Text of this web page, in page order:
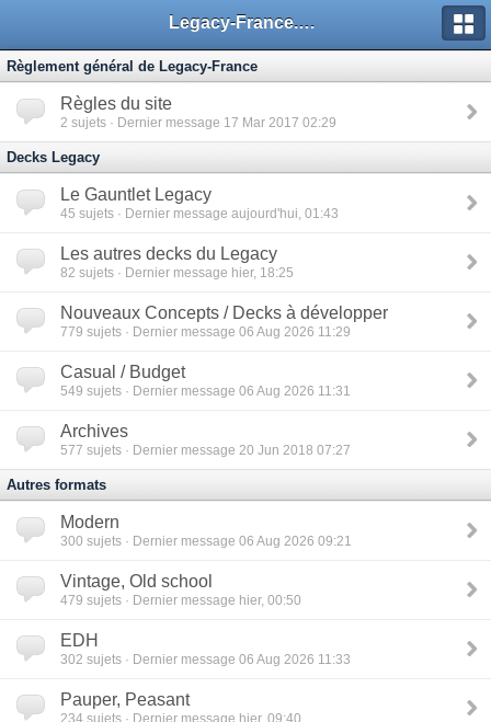
Legacy-France.org - Forum
Règlement général de Legacy-France
Règles du site
2 sujets · Dernier message 17 Mar 2017 02:29
Decks Legacy
Le Gauntlet Legacy
45 sujets · Dernier message aujourd'hui, 01:43
Les autres decks du Legacy
82 sujets · Dernier message hier, 18:25
Nouveaux Concepts / Decks à développer
779 sujets · Dernier message 06 Aug 2026 11:29
Casual / Budget
549 sujets · Dernier message 06 Aug 2026 11:31
Archives
577 sujets · Dernier message 20 Jun 2018 07:27
Autres formats
Modern
300 sujets · Dernier message 06 Aug 2026 09:21
Vintage, Old school
479 sujets · Dernier message hier, 00:50
EDH
302 sujets · Dernier message 06 Aug 2026 11:33
Pauper, Peasant
234 sujets · Dernier message hier, 09:40